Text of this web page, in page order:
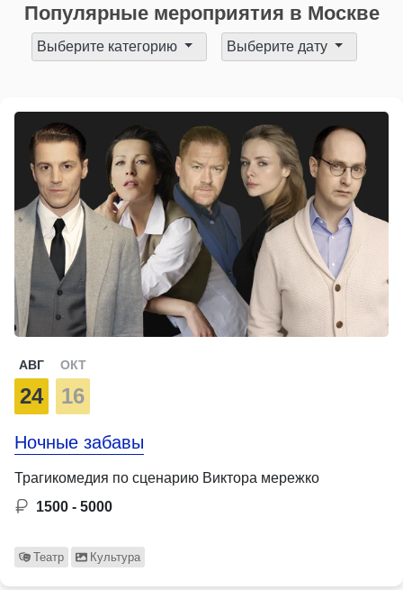
Популярные мероприятия в Москве
Выберите категорию Выберите дату
АВГ
24
ОКТ
16
Ночные забавы
Трагикомедия по сценарию Виктора мережко
1500 - 5000
Театр Культура